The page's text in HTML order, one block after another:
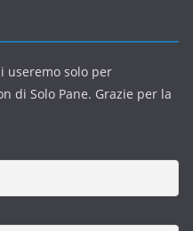
useremo solo per
di Solo Pane. Grazie per la